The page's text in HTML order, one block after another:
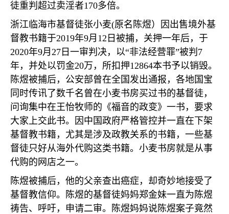
徒重判超过卖淫者170多倍。
浙江临海市基督徒张小麦(原名陈煜）因出售境外基
督教书籍于2019年9月 12 日被捕，关押一年后，于
2020年9月 27 日一审判决，以“非法经营罪”被判 7
年，并处以罚金20万，所扣押12864本书予以销毁。
陈煜被捕后，公安部曾在全国发出通报，各地国宝
同时传讯了数千名曾在小麦书房买过书的基督徒，
问询集中在王怡牧师的《福音的政变》一书，要求
大家上交此书。因中国政府严格管控并一直在下架
基督教书籍，尤其是涉及政教关系的书籍，一些基
督徒只好从海外代购这类书籍。小麦书房就是从事
代购的网店之一。
陈煜被捕后，他的父亲查出癌症，却奇妙地接受了
基督教信仰。陈煜的基督徒妈妈郑金妹一直为陈煜
祷告、呼吁，申请二审。陈煜妈妈说陈煜案子竟然